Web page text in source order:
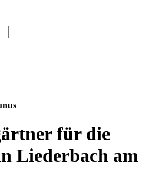
für die
Liederbach am